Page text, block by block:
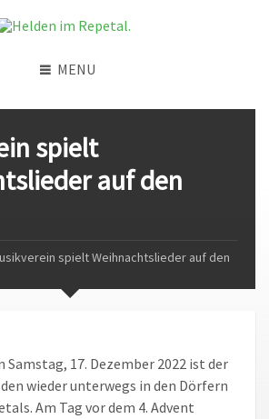
MENU
spielt
auf den
spielt Weihnachtslieder auf den
Samstag, 17. Dezember 2022 ist der
wieder unterwegs in den Dörfern
Am Tag vor dem 4. Advent